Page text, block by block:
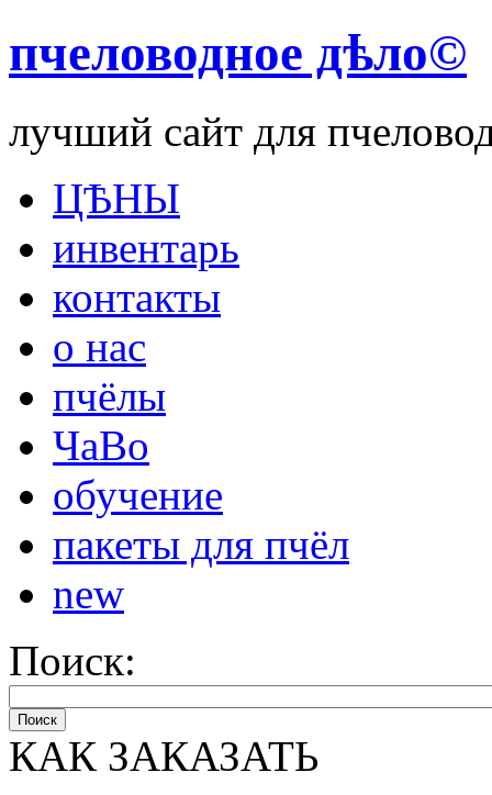
пчеловодное дѣло©
лучший сайт для
ЦѢНЫ
инвентарь
контакты
о нас
пчёлы
ЧаВо
обучение
пакеты для пчёл
new
Поиск:
Поиск
КАК ЗАКАЗАТЬ